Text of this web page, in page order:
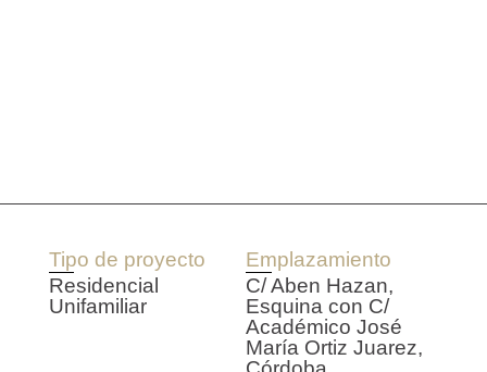
Tipo de proyecto
Residencial
Unifamiliar
Emplazamiento
C/ Aben Hazan,
Esquina con C/
Académico José
María Ortiz Juarez,